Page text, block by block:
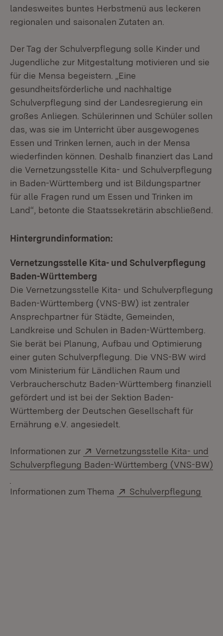
landesweites buntes Herbstmenü aus leckeren
regionalen und saisonalen Zutaten an.
Der Tag der Schulverpflegung solle Kinder und
Jugendliche zur Mitgestaltung motivieren und sie
für die Mensa begeistern. „Eine
gesundheitsförderliche und nachhaltige
Schulverpflegung sind der Landesregierung ein
großes Anliegen. Schülerinnen und Schüler sollen
das, was sie im Unterricht über ausgewogenes
Essen und Trinken lernen, auch in der Mensa
wiederfinden können. Deshalb finanziert das Land
die Vernetzungsstelle Kita- und Schulverpflegung
in Baden-Württemberg und ist Bildungspartner
für alle Fragen rund um Essen und Trinken im
Land“, betonte die Staatssekretärin abschließend.
Hintergrundinformation:
Vernetzungsstelle Kita- und Schulverpflegung
Baden-Württemberg
Die Vernetzungsstelle Kita- und Schulverpflegung
Baden-Württemberg (VNS-BW) ist zentraler
Ansprechpartner für Städte, Gemeinden,
Landkreise und Schulen in Baden-Württemberg.
Sie berät bei Planung, Aufbau und Optimierung
einer guten Schulverpflegung. Die VNS-BW wird
vom Ministerium für Ländlichen Raum und
Verbraucherschutz Baden-Württemberg finanziell
gefördert und ist bei der Sektion Baden-
Württemberg der Deutschen Gesellschaft für
Ernährung e.V. angesiedelt.
Informationen zur Extern:
Vernetzungsstelle Kita- und
Schulverpflegung Baden-Württemberg (VNS-BW)
Informationen zum Thema
Extern:
Schulverpflegung